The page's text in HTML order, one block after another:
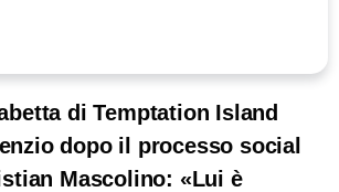
di Temptation Island
dopo il processo social
Mascolino: «Lui è